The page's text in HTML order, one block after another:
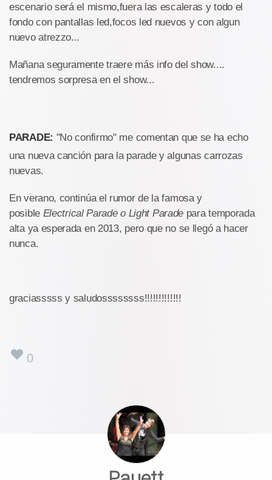
escenario será el mismo,fuera las escaleras y todo el
fondo con pantallas led,focos led nuevos y con algun
nuevo atrezzo...
Mañana seguramente traere más info del show....
tendremos sorpresa en el show...
PARADE: "No confirmo" me comentan que se ha echo
una nueva canción para la parade y algunas carrozas
nuevas.
En verano, continúa el rumor de la famosa y
posible Electrical Parade o Light Parade para temporada
alta ya esperada en 2013, pero que no se llegó a hacer
nunca.
graciasssss y saludossssssss!!!!!!!!!!!!!
0